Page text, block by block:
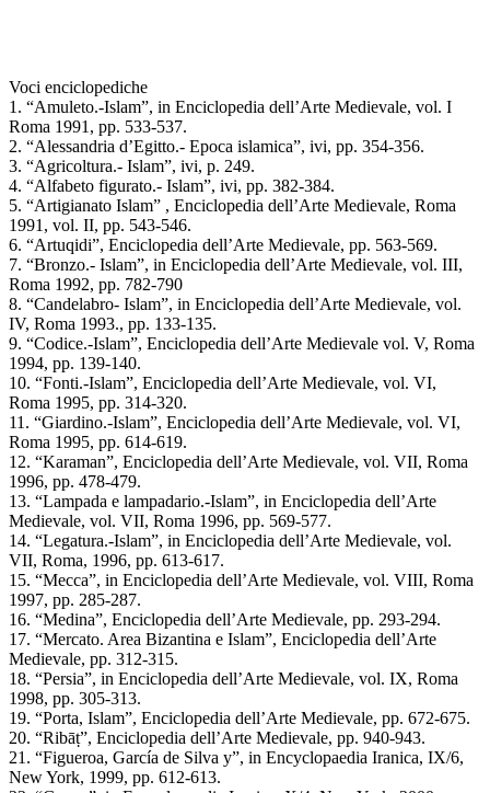
Voci enciclopediche
1. “Amuleto.-Islam”, in Enciclopedia dell’Arte Medievale, vol. I
Roma 1991, pp. 533-537.
2. “Alessandria d’Egitto.- Epoca islamica”, ivi, pp. 354-356.
3. “Agricoltura.- Islam”, ivi, p. 249.
4. “Alfabeto figurato.- Islam”, ivi, pp. 382-384.
5. “Artigianato Islam” , Enciclopedia dell’Arte Medievale, Roma
1991, vol. II, pp. 543-546.
6. “Artuqidi”, Enciclopedia dell’Arte Medievale, pp. 563-569.
7. “Bronzo.- Islam”, in Enciclopedia dell’Arte Medievale, vol. III,
Roma 1992, pp. 782-790
8. “Candelabro- Islam”, in Enciclopedia dell’Arte Medievale, vol.
IV, Roma 1993., pp. 133-135.
9. “Codice.-Islam”, Enciclopedia dell’Arte Medievale vol. V, Roma
1994, pp. 139-140.
10. “Fonti.-Islam”, Enciclopedia dell’Arte Medievale, vol. VI,
Roma 1995, pp. 314-320.
11. “Giardino.-Islam”, Enciclopedia dell’Arte Medievale, vol. VI,
Roma 1995, pp. 614-619.
12. “Karaman”, Enciclopedia dell’Arte Medievale, vol. VII, Roma
1996, pp. 478-479.
13. “Lampada e lampadario.-Islam”, in Enciclopedia dell’Arte
Medievale, vol. VII, Roma 1996, pp. 569-577.
14. “Legatura.-Islam”, in Enciclopedia dell’Arte Medievale, vol.
VII, Roma, 1996, pp. 613-617.
15. “Mecca”, in Enciclopedia dell’Arte Medievale, vol. VIII, Roma
1997, pp. 285-287.
16. “Medina”, Enciclopedia dell’Arte Medievale, pp. 293-294.
17. “Mercato. Area Bizantina e Islam”, Enciclopedia dell’Arte
Medievale, pp. 312-315.
18. “Persia”, in Enciclopedia dell’Arte Medievale, vol. IX, Roma
1998, pp. 305-313.
19. “Porta, Islam”, Enciclopedia dell’Arte Medievale, pp. 672-675.
20. “Ribāṭ”, Enciclopedia dell’Arte Medievale, pp. 940-943.
21. “Figueroa, García de Silva y”, in Encyclopaedia Iranica, IX/6,
New York, 1999, pp. 612-613.